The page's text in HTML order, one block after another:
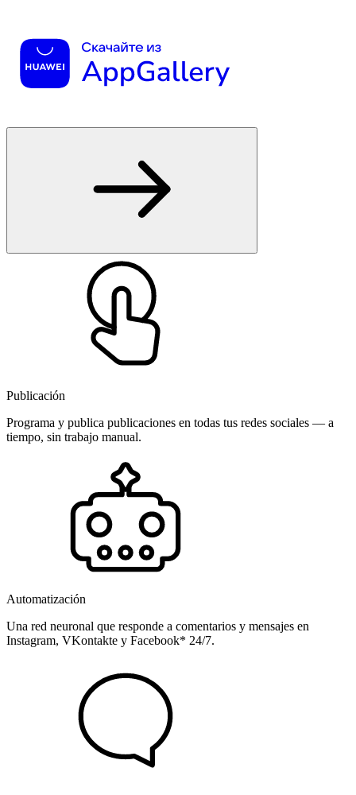
Publicación
Programa y publica publicaciones en todas tus redes sociales — a
tiempo, sin trabajo manual.
Automatización
Una red neuronal que responde a comentarios y mensajes en
Instagram, VKontakte y Facebook* 24/7.